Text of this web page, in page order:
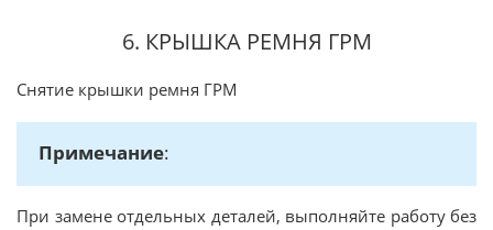
6. КРЫШКА РЕМНЯ ГРМ
Снятие крышки ремня ГРМ
Примечание:
При замене отдельных деталей, выполняйте работу без